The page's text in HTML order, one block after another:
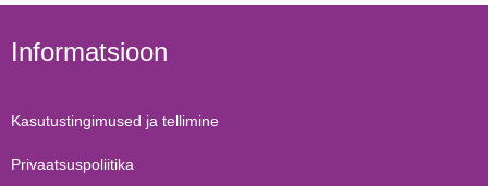
Informatsioon
Kasutustingimused ja tellimine
Privaatsuspoliitika